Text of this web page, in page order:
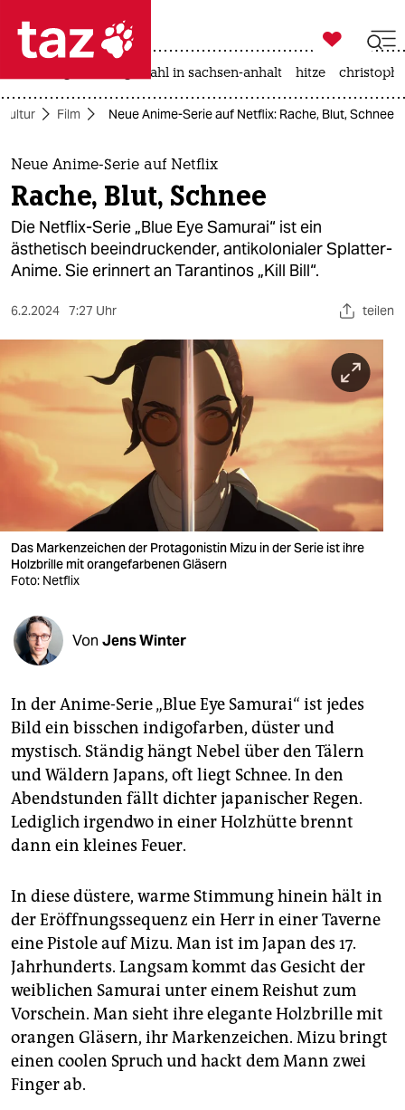
 taz zahl ich
taz zahl ich
themen
politik
öko
berlin
nord
wahrheit
verlag
verlag
shop
fragen & hilfe
unterstützen
abo
genossenschaft
epaper login

taz zahl ich
landtagswahl in sachsen-anhalt hitze
Kultur Film Neue Anime-Serie auf Netflix: Rache, Blut, Schnee
Neue Anime-Serie auf Netflix
Rache, Blut, Schnee
Die Netflix-Serie „Blue Eye Samurai“ ist ein
ästhetisch beeindruckender, antikolonialer Splatter-
Anime. Sie erinnert an Tarantinos „Kill Bill“.
6.2.2024 7:27 Uhr teilen
Das Markenzeichen der Protagonistin Mizu in der Serie ist ihre
Holzbrille mit orangefarbenen Gläsern
Foto: Netflix
Von Jens Winter
In der Anime-Serie „Blue Eye Samurai“ ist jedes
Bild ein bisschen indigofarben, düster und
mystisch. Ständig hängt Nebel über den Tälern
und Wäldern Japans, oft liegt Schnee. In den
Abendstunden fällt dichter japanischer Regen.
Lediglich irgendwo in einer Holzhütte brennt
dann ein kleines Feuer.
In diese düstere, warme Stimmung hinein hält in
der Eröffnungssequenz ein Herr in einer Taverne
eine Pistole auf Mizu. Man ist im Japan des 17.
Jahrhunderts. Langsam kommt das Gesicht der
weiblichen Samurai unter einem Reishut zum
Vorschein. Man sieht ihre elegante Holzbrille mit
orangen Gläsern, ihr Markenzeichen. Mizu bringt
einen coolen Spruch und hackt dem Mann zwei
Finger ab.